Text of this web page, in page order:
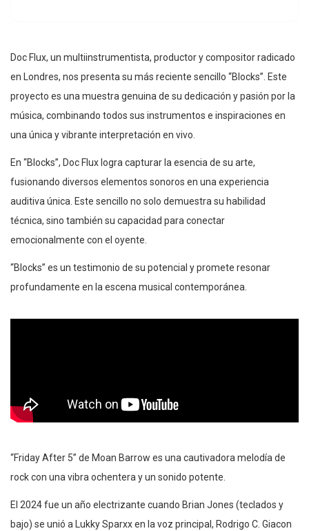
Doc Flux, un multiinstrumentista, productor y compositor radicado
en Londres, nos presenta su más reciente sencillo “Blocks”. Este
proyecto es una muestra genuina de su dedicación y pasión por la
música, combinando todos sus instrumentos e inspiraciones en
una única y vibrante interpretación en vivo.
En “Blocks”, Doc Flux logra capturar la esencia de su arte,
fusionando diversos elementos sonoros en una experiencia
auditiva única. Este sencillo no solo demuestra su habilidad
técnica, sino también su capacidad para conectar
emocionalmente con el oyente.
“Blocks” es un testimonio de su potencial y promete resonar
profundamente en la escena musical contemporánea.
“Friday After 5” de Moan Barrow es una cautivadora melodía de
rock con una vibra ochentera y un sonido potente.
El 2024 fue un año electrizante cuando Brian Jones (teclados y
bajo) se unió a Lukky Sparxx en la voz principal, Rodrigo C. Giacon